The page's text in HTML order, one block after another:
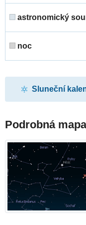
astronomický
noc
Sluneční
Podrobná